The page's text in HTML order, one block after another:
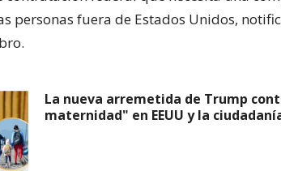
personas fuera de Estados Unidos,
La nueva arremetida de Trump
maternidad" en EEUU y la